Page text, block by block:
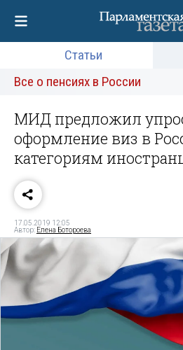
Статьи
Все о пенсиях в России
МИД предложил
оформление виз в
категориям
17.05.2019 12:05
Автор: Елена Ботороева